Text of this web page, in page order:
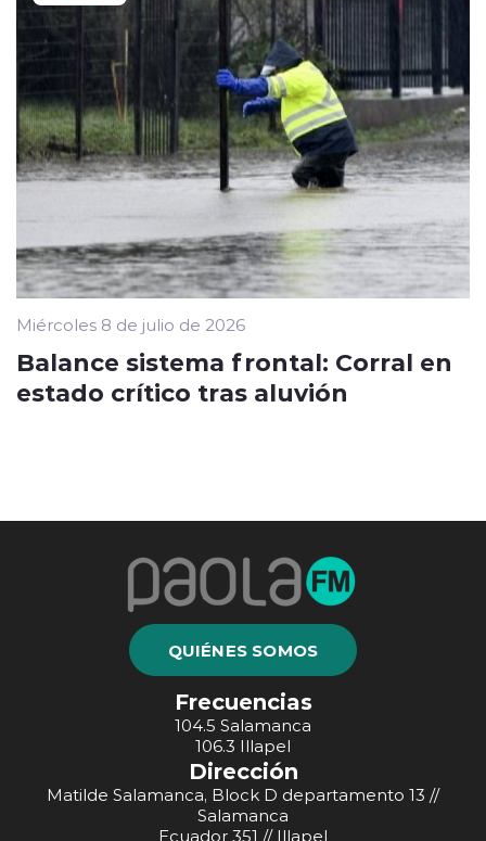
Miércoles 8 de julio de 2026
Balance sistema frontal: Corral en
estado crítico tras aluvión
QUIÉNES SOMOS
Frecuencias
104.5 Salamanca
106.3 Illapel
Dirección
Matilde Salamanca, Block D departamento 13 //
Salamanca
Ecuador 351 // Illapel